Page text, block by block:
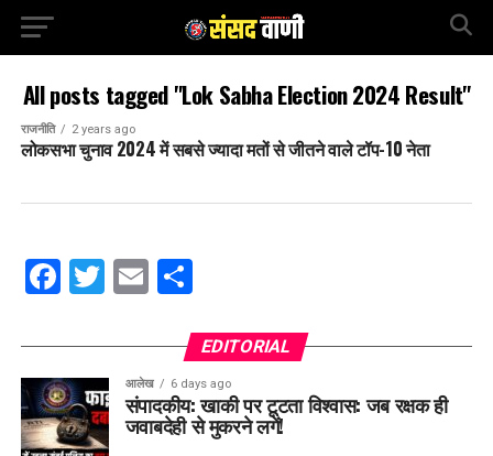
All posts tagged "Lok Sabha Election 2024 Result"
राजनीति 2 years ago
लोकसभा चुनाव 2024 में सबसे ज्यादा मतों से जीतने वाले टॉप-10 नेता
Facebook
Twitter
EmailShare
EDITORIAL
आलेख 6 days ago
संपादकीय: खाकी पर टूटता विश्वास: जब रक्षक ही
जवाबदेही से मुकरने लगें!